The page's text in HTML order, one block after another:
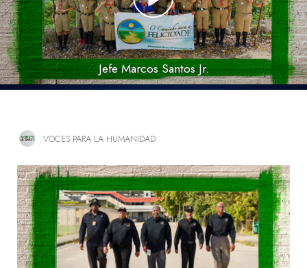
Jefe Marcos Santos Jr.
VOCES PARA LA HUMANIDAD